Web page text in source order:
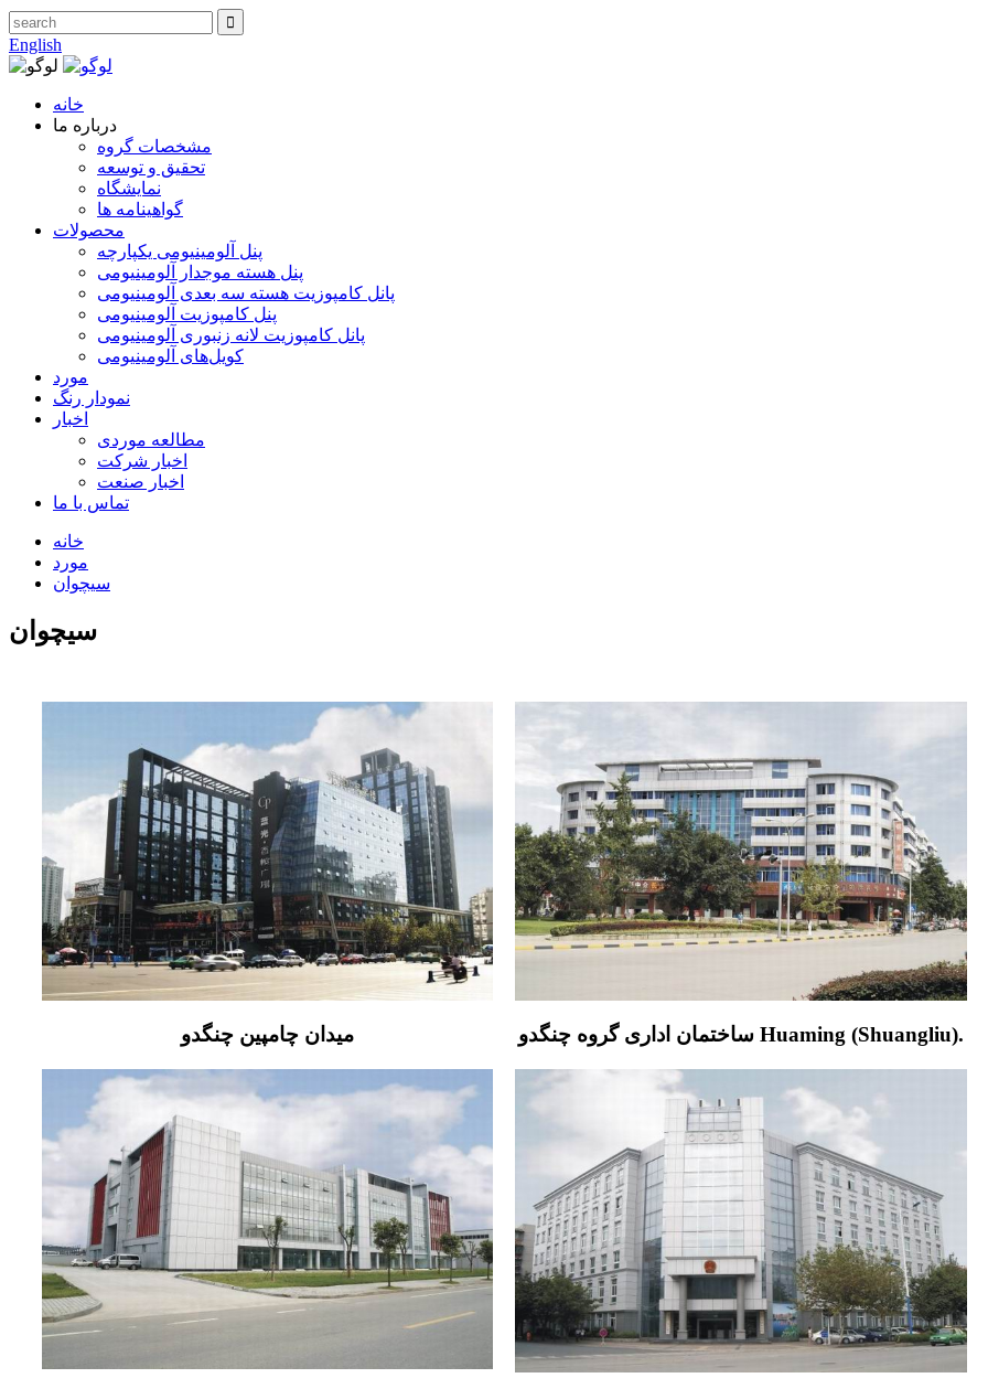
English
خانه
درباره ما
مشخصات گروه
تحقیق و توسعه
نمایشگاه
گواهینامه ها
محصولات
پنل آلومینیومی یکپارچه
پنل هسته موجدار آلومینیومی
پانل کامپوزیت هسته سه بعدی آلومینیومی
پنل کامپوزیت آلومینیومی
پانل کامپوزیت لانه زنبوری آلومینیومی
کویل‌های آلومینیومی
مورد
نمودار رنگ
اخبار
مطالعه موردی
اخبار شرکت
اخبار صنعت
تماس با ما
خانه
مورد
سیچوان
سیچوان
میدان چامپین چنگدو ساختمان اداری گروه چنگدو Huaming (Shuangliu).